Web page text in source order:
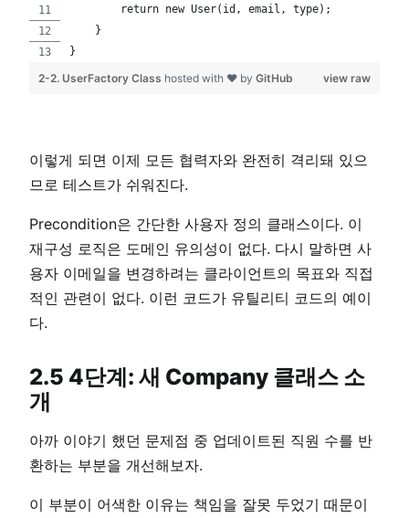
        return new User(id, email, type);
    }
}
view raw
2-2. UserFactory Class hosted with ❤ by GitHub
이렇게 되면 이제 모든 협력자와 완전히 격리돼 있으
므로 테스트가 쉬워진다.
Precondition은 간단한 사용자 정의 클래스이다. 이
재구성 로직은 도메인 유의성이 없다. 다시 말하면 사
용자 이메일을 변경하려는 클라이언트의 목표와 직접
적인 관련이 없다. 이런 코드가 유틸리티 코드의 예이
다.
2.5 4단계: 새 Company 클래스 소
개
아까 이야기 했던 문제점 중 업데이트된 직원 수를 반
환하는 부분을 개선해보자.
이 부분이 어색한 이유는 책임을 잘못 두었기 때문이